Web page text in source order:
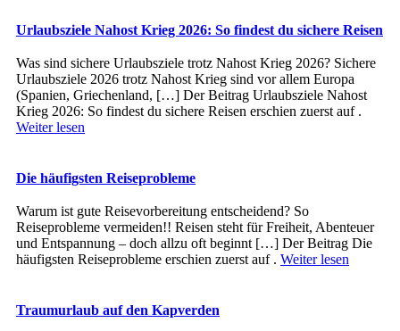
Urlaubsziele Nahost Krieg 2026: So findest du sichere Reisen
Was sind sichere Urlaubsziele trotz Nahost Krieg 2026? Sichere
Urlaubsziele 2026 trotz Nahost Krieg sind vor allem Europa
(Spanien, Griechenland, […] Der Beitrag Urlaubsziele Nahost
Krieg 2026: So findest du sichere Reisen erschien zuerst auf .
Weiter lesen
Die häufigsten Reiseprobleme
Warum ist gute Reisevorbereitung entscheidend? So
Reiseprobleme vermeiden!! Reisen steht für Freiheit, Abenteuer
und Entspannung – doch allzu oft beginnt […] Der Beitrag Die
häufigsten Reiseprobleme erschien zuerst auf . Weiter lesen
Traumurlaub auf den Kapverden